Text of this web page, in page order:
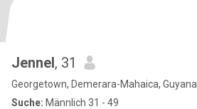
Jennel, 31
Georgetown, Demerara-Mahaica, Guyana
Suche: Männlich 31 - 49